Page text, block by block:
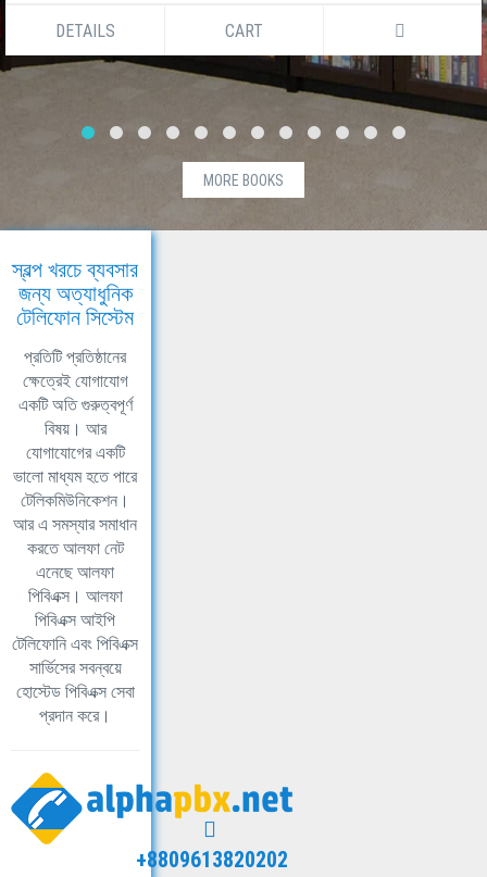
DETAILS CART
MORE BOOKS
স্বল্প খরচে ব্যবসার
জন্য অত্যাধুনিক
টেলিফোন সিস্টেম
প্রতিটি প্রতিষ্ঠানের
ক্ষেত্রেই যোগাযোগ
একটি অতি গুরুত্বপূর্ণ
বিষয়। আর
যোগাযোগের একটি
ভালো মাধ্যম হতে পারে
টেলিকমিউনিকেশন।
আর এ সমস্যার সমাধান
করতে আলফা নেট
এনেছে আলফা
পিবিএক্স। আলফা
পিবিএক্স আইপি
টেলিফোনি এবং পিবিএক্স
সার্ভিসের সবন্বয়ে
হোস্টেড পিবিএক্স সেবা
প্রদান করে।
+8809613820202